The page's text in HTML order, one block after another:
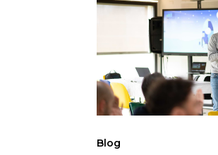
chiave
del
nostro
successo
Blog